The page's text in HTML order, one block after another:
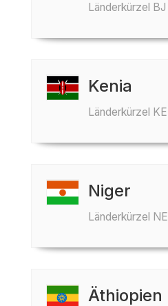
Länderkürzel BJ
Kenia
Länderkürzel KE
Niger
Länderkürzel NE
Äthiopien